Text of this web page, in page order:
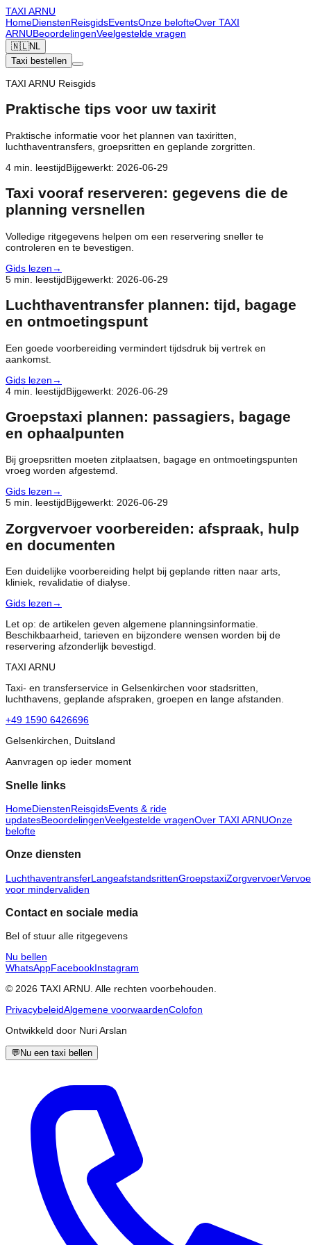
TAXI ARNU
HomeDienstenReisgidsEventsOnze belofteOver TAXI
ARNUBeoordelingenVeelgestelde vragen
🇳🇱NL
Taxi bestellen
TAXI ARNU Reisgids
Praktische tips voor uw taxirit
Praktische informatie voor het plannen van taxiritten,
luchthaventransfers, groepsritten en geplande zorgritten.
4 min. leestijdBijgewerkt: 2026-06-29
Taxi vooraf reserveren: gegevens die de
planning versnellen
Volledige ritgegevens helpen om een reservering sneller te
controleren en te bevestigen.
Gids lezen→
5 min. leestijdBijgewerkt: 2026-06-29
Luchthaventransfer plannen: tijd, bagage
en ontmoetingspunt
Een goede voorbereiding vermindert tijdsdruk bij vertrek en
aankomst.
Gids lezen→
4 min. leestijdBijgewerkt: 2026-06-29
Groepstaxi plannen: passagiers, bagage
en ophaalpunten
Bij groepsritten moeten zitplaatsen, bagage en ontmoetingspunten
vroeg worden afgestemd.
Gids lezen→
5 min. leestijdBijgewerkt: 2026-06-29
Zorgvervoer voorbereiden: afspraak, hulp
en documenten
Een duidelijke voorbereiding helpt bij geplande ritten naar arts,
kliniek, revalidatie of dialyse.
Gids lezen→
Let op: de artikelen geven algemene planningsinformatie.
Beschikbaarheid, tarieven en bijzondere wensen worden bij de
reservering afzonderlijk bevestigd.
TAXI ARNU
Taxi- en transferservice in Gelsenkirchen voor stadsritten,
luchthavens, geplande afspraken, groepen en lange afstanden.
+49 1590 6426696
Gelsenkirchen, Duitsland
Aanvragen op ieder moment
Snelle links
HomeDienstenReisgidsEvents & ride
updatesBeoordelingenVeelgestelde vragenOver TAXI ARNUOnze
belofte
Onze diensten
LuchthaventransferLangeafstandsrittenGroepstaxiZorgvervoer
voor mindervaliden
Contact en sociale media
Bel of stuur alle ritgegevens
Nu bellen
WhatsAppFacebookInstagram
© 2026 TAXI ARNU. Alle rechten voorbehouden.
PrivacybeleidAlgemene voorwaardenColofon
Ontwikkeld door Nuri Arslan
💬 Nu een taxi bellen